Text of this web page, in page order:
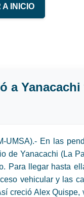
A INICIO
a Yanacachi
UMSA).- En las
de Yanacachi (La
Para llegar hasta
vehicular y las
creció Alex Quispe,